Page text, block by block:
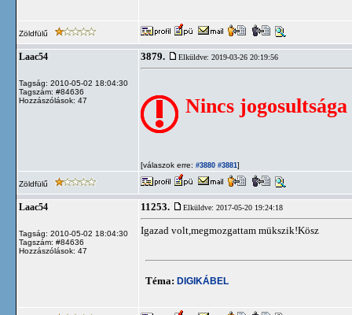
Zöldfülű
Laac54
Tagság: 2010-05-02 18:04:30
Tagszám: #84636
Hozzászólások: 47
3879. Elküldve: 2019-03-26 20:19:56
Nincs
[válaszok erre: #3880 #3881]
Zöldfülű
Laac54
Tagság: 2010-05-02 18:04:30
Tagszám: #84636
Hozzászólások: 47
11253. Elküldve: 2017-05-20 19:24:18
Igazad volt,megmozgattam mükszik!Kösz
Téma: DIGIKÁBEL